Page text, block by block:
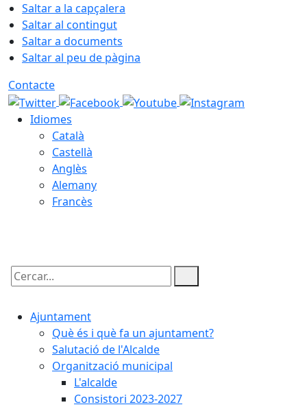
Saltar a la capçalera
Saltar al contingut
Saltar a documents
Saltar al peu de pàgina
Contacte
Idiomes
Català
Castellà
Anglès
Alemany
Francès
Cercar:
Ajuntament
Què és i què fa un ajuntament?
Salutació de l'Alcalde
Organització municipal
L'alcalde
Consistori 2023-2027